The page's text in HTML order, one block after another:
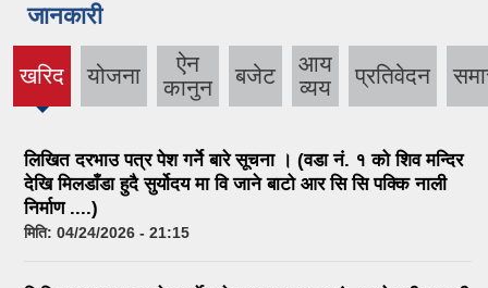
जानकारी
खरिद
(active
tab)
योजना
ऐन
कानुन
बजेट
आय
व्यय
प्रतिवेदन
लिखित दरभाउ पत्र पेश गर्ने बारे सूचना । (वडा नं. १ को शिव मन्दिर
देखि मिलडाँडा हुदै सुर्योदय मा वि जाने बाटो आर सि सि पक्कि नाली
निर्माण ....)
मिति: 04/24/2026 - 21:15